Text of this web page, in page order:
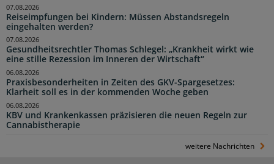
Reiseimpfungen bei Kindern: Müssen Abstandsregeln
eingehalten werden?
07.08.2026
Gesundheitsrechtler Thomas Schlegel: „Krankheit wirkt wie
eine stille Rezession im Inneren der Wirtschaft“
07.08.2026
Praxisbesonderheiten in Zeiten des GKV-Spargesetzes:
Klarheit soll es in der kommenden Woche geben
06.08.2026
KBV und Krankenkassen präzisieren die neuen Regeln zur
Cannabistherapie
06.08.2026
weitere Nachrichten